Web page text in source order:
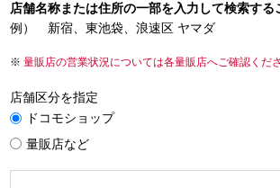
店舗名称または住所の一部を入力して検索する
例） 新宿、東池袋、浪速区 ヤマダ
量販店の営業状況については各量販店へご確認くださ
店舗区分を指定
ドコモショップ
量販店など